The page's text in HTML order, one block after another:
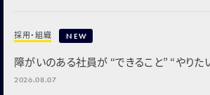
採用・組織 NEW
障がいのある社員が “できること” “やりた
署や会社を支える「全社業務推進グループ
2026.08.07